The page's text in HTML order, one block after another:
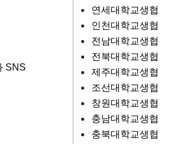
SNS
연세대학교생협
인천대학교생협
전남대학교생협
전북대학교생협
제주대학교생협
조선대학교생협
창원대학교생협
충남대학교생협
충북대학교생협